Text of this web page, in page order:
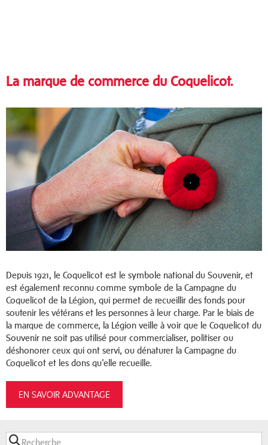
La marque de commerce du Coquelicot.
Depuis 1921, le Coquelicot est le symbole national du Souvenir, et
est également reconnu comme symbole de la Campagne du
Coquelicot de la Légion, qui permet de recueillir des fonds pour
soutenir les vétérans et les personnes à leur charge. Par le biais de
la marque de commerce, la Légion veille à voir que le Coquelicot du
Souvenir ne soit pas utilisé pour commercialiser, politiser ou
déshonorer ceux qui ont servi, ou dénaturer la Campagne du
Coquelicot et les dons qu'elle recueille.
EN SAVOIR ADVANTAGE